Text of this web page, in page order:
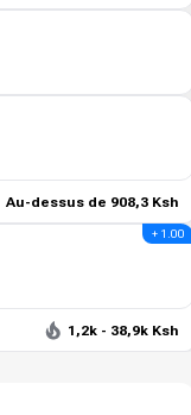
Au-dessus de 908,3 Ksh
+ 1.00
1,2k - 38,9k Ksh